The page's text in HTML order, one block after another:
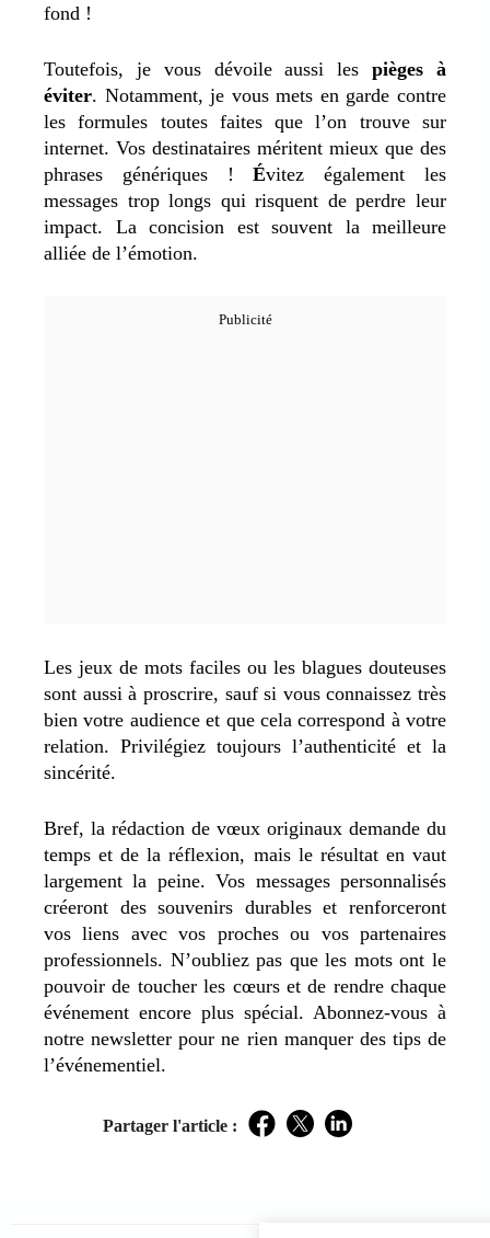
fond !
Toutefois, je vous dévoile aussi lespièges à
éviter. Notamment, je vous mets en garde contre
les formules toutes faites que l’on trouve sur
internet. Vos destinataires méritent mieux que des
phrases génériques !Évitez également les
messages trop longs qui risquent de perdre leur
impact. La concision est souvent la meilleure
alliée de l’émotion.
Les jeux de mots faciles ou les blagues douteuses
sont aussi à proscrire, sauf si vous connaissez très
bien votre audience et que cela correspond à votre
relation. Privilégiez toujours l’authenticité et la
sincérité.
Bref, la rédaction de vœux originaux demande du
temps et de la réflexion, mais le résultat en vaut
largement la peine. Vos messages personnalisés
créeront des souvenirs durables et renforceront
vos liens avec vos proches ou vos partenaires
professionnels. N’oubliez pas que les mots ont le
pouvoir de toucher les cœurs et de rendre chaque
événement encore plus spécial. Abonnez-vous à
notre newsletter pour ne rien manquer des tips de
l’événementiel.
Partager l'article : Facebook
TwitterLinkedIn